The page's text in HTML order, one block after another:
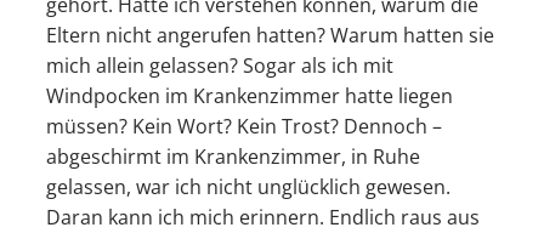
gehört. Hatte ich verstehen können, warum die
Eltern nicht angerufen hatten? Warum hatten sie
mich allein gelassen? Sogar als ich mit
Windpocken im Krankenzimmer hatte liegen
müssen? Kein Wort? Kein Trost? Dennoch –
abgeschirmt im Krankenzimmer, in Ruhe
gelassen, war ich nicht unglücklich gewesen.
Daran kann ich mich erinnern. Endlich raus aus